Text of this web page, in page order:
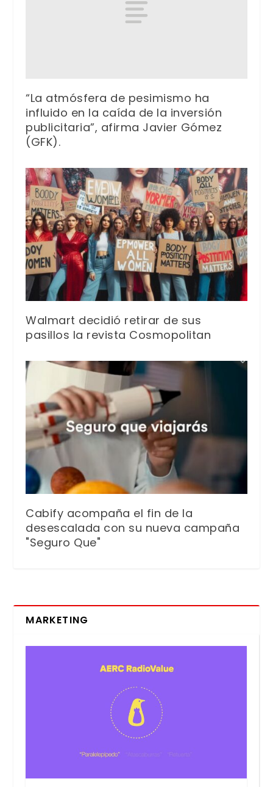
“La atmósfera de pesimismo ha
influido en la caída de la inversión
publicitaria”, afirma Javier Gómez
(GFK).
Walmart decidió retirar de sus
pasillos la revista Cosmopolitan
Cabify acompaña el fin de la
desescalada con su nueva campaña
"Seguro Que"
MARKETING